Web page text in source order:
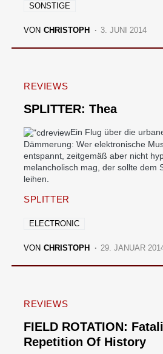
SONSTIGE
VON CHRISTOPH 3. JUNI 2014
REVIEWS
SPLITTER: Thea
Ein Flug über die
Dämmerung: Wer elektronische
entspannt, zeitgemäß aber nicht
melancholisch mag, der sollte dem
leihen.
SPLITTER
ELECTRONIC
VON CHRISTOPH 29. JANUAR
REVIEWS
FIELD ROTATION:
Repetition Of History